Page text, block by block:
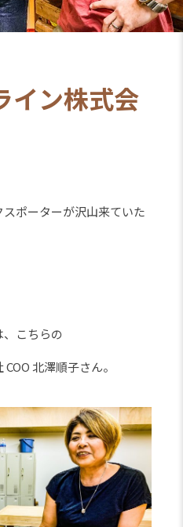
イン株式会
スポーターが沢山来ていた
こちらの
北澤順子さん。